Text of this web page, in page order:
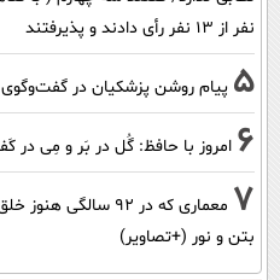
نفر از 13 نفر رأی دادند و پذیرفتند
5 پیام روشن پزشکیان در
6 امروز با حافظ: گُل در بَر و مِی
7
معماری که در 92
بتن و نور (+تصاویر)